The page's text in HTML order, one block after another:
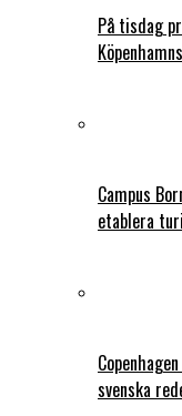
På tisdag
Campus
etablera
svenska